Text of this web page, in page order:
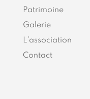
Patrimoine
Galerie
L’association
Contact